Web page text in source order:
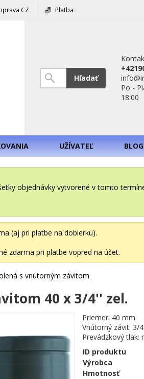
CZ Platba
Hľadať
Po -
18:00
UŽÍVATEĽ BLOG
objednávky vytvorené v tomto
(aj pri platbe na dobierku).
zdarma pri platbe vopred na účet.
s vnútorným závitom
40 x 3/4'' zel.
Priemer: 40 mm
Vnútorný závit: 3/
Prevádzkový tlak:
ID produktu
Výrobca
Hmotnosť